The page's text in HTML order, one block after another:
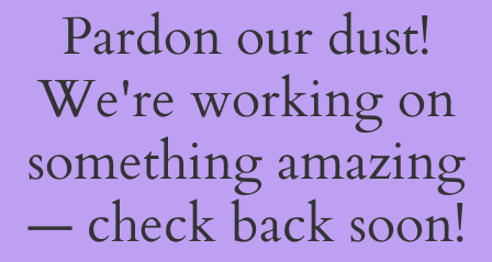
Pardon our dust!
We're working on
something amazing
— check back soon!